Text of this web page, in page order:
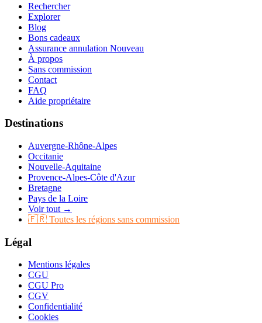
Rechercher
Explorer
Blog
Bons cadeaux
Assurance annulation Nouveau
À propos
Sans commission
Contact
FAQ
Aide propriétaire
Destinations
Auvergne-Rhône-Alpes
Occitanie
Nouvelle-Aquitaine
Provence-Alpes-Côte d'Azur
Bretagne
Pays de la Loire
Voir tout →
🇫🇷 Toutes les régions sans commission
Légal
Mentions légales
CGU
CGU Pro
CGV
Confidentialité
Cookies